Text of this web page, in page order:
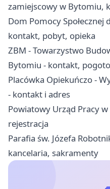
zamiejscowy w Bytomiu,
Dom Pomocy Społecznej
kontakt, pobyt, opieka
ZBM - Towarzystwo
Bytomiu - kontakt,
Placówka Opiekuńczo -
- kontakt i adres
Powiatowy Urząd Pracy
rejestracja
Parafia św. Józefa
kancelaria, sakramenty